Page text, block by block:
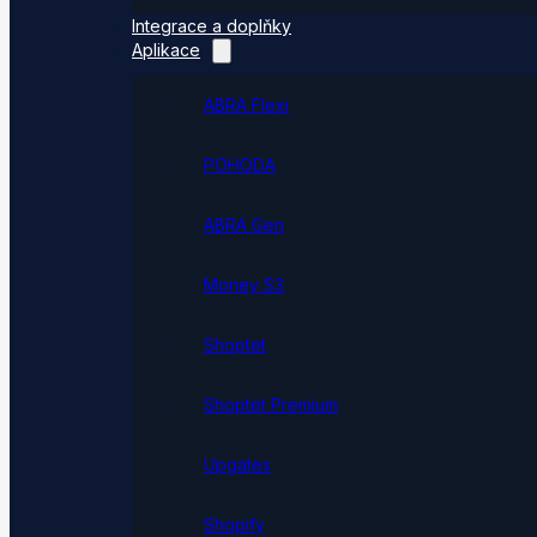
Integrace a doplňky
Aplikace
ABRA Flexi
POHODA
ABRA Gen
Money S3
Shoptet
Shoptet Premium
Upgates
Shopify